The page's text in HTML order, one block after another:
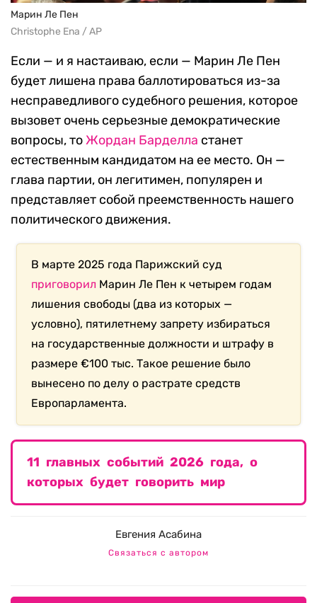
Марин Ле Пен
Christophe Ena / AP
Если — и я настаиваю, если — Марин Ле Пен
будет лишена права баллотироваться из-за
несправедливого судебного решения, которое
вызовет очень серьезные демократические
вопросы, тоЖордан Барделла станет
естественным кандидатом на ее место. Он —
глава партии, он легитимен, популярен и
представляет собой преемственность нашего
политического движения.
В марте 2025 года Парижский суд
приговорил Марин Ле Пен к четырем годам
лишения свободы (два из которых —
условно), пятилетнему запрету избираться
на государственные должности и штрафу в
размере €100 тыс. Такое решение было
вынесено по делу о растрате средств
Европарламента.
11 главных событий 2026 года, о
которых будет говорить мир
Евгения Асабина
Связаться с автором